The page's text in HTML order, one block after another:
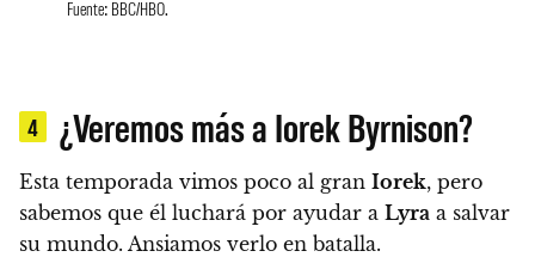
Fuente: BBC/HBO.
4 ¿Veremos más a Iorek Byrnison?
Esta temporada vimos poco al gran Iorek, pero
sabemos que él luchará por ayudar a Lyra a salvar
su mundo. Ansiamos verlo en batalla.